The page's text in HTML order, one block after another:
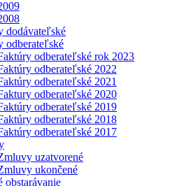
dodávateľské
odberateľské
odberateľské rok 2023
odberateľské 2022
odberateľské 2021
odberateľské 2020
odberateľské 2019
odberateľské 2018
odberateľské 2017
uzatvorené
ukončené
obstarávanie